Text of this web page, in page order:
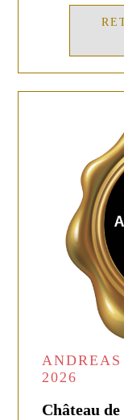
2026
Château